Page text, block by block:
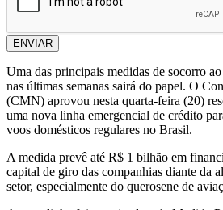
ENVIAR
Uma das principais medidas de socorro
nas últimas semanas sairá do papel. O
(CMN) aprovou nesta quarta-feira (20)
uma nova linha emergencial de crédito
voos domésticos regulares no Brasil.
A medida prevê até R$ 1 bilhão em
capital de giro das companhias diante da
setor, especialmente do querosene de